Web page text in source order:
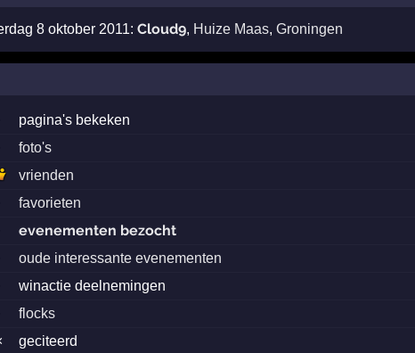
8 oktober 2011: Cloud9, Huize Maas, Groningen
pagina's bekeken
foto's
vrienden
favorieten
evenementen bezocht
oude interessante evenementen
winactie deelnemingen
flocks
geciteerd